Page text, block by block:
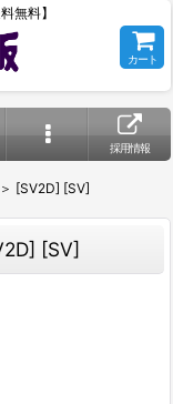
無料】
カート
採用情報
[SV2D] [SV]
[SV]